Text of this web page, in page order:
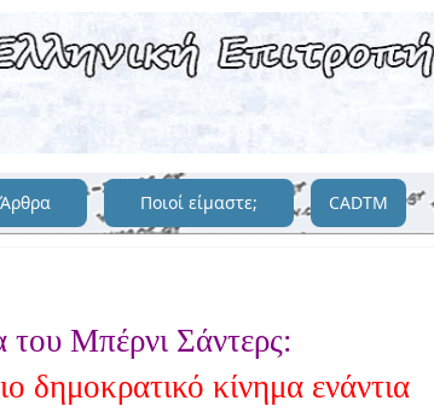
Ποιοί είμαστε; CADTM
Μπέρνι Σάντερς:
δημοκρατικό κίνημα ενάντια